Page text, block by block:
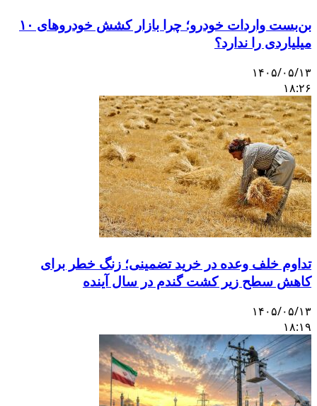
بن‌بست واردات خودرو؛ چرا بازار کشش خودروهای ۱۰
میلیاردی را ندارد؟
۱۴۰۵/۰۵/۱۳
۱۸:۲۶
تداوم خلف وعده در خرید تضمینی؛ زنگ خطر برای
کاهش سطح زیر کشت گندم در سال آینده
۱۴۰۵/۰۵/۱۳
۱۸:۱۹